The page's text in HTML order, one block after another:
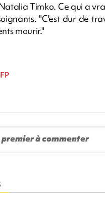
Timko. Ce qui a
"C'est dur de
mourir."